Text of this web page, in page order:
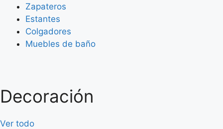
Zapateros
Estantes
Colgadores
Muebles de baño
Decoración
Ver todo